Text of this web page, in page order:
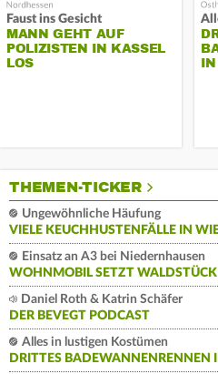
Faust ins Gesicht
MANN GEHT AUF
POLIZISTEN IN KASSEL
LOS
THEMEN-TICKER
Ungewöhnliche Häufung
VIELE KEUCHHUSTENFÄLLE IN
Einsatz an A3 bei Niedernhausen
WOHNMOBIL SETZT
Daniel Roth & Katrin Schäfer
DER BEVEGT PODCAST
Alles in lustigen Kostümen
DRITTES BADEWANNENRENNEN